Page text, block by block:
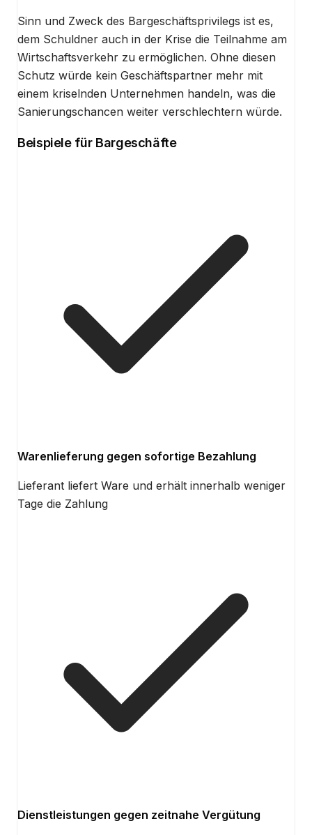
Sinn und Zweck des Bargeschäftsprivilegs ist es,
dem Schuldner auch in der Krise die Teilnahme am
Wirtschaftsverkehr zu ermöglichen. Ohne diesen
Schutz würde kein Geschäftspartner mehr mit
einem kriselnden Unternehmen handeln, was die
Sanierungschancen weiter verschlechtern würde.
Beispiele für Bargeschäfte
Warenlieferung gegen sofortige Bezahlung
Lieferant liefert Ware und erhält innerhalb weniger
Tage die Zahlung
Dienstleistungen gegen zeitnahe Vergütung